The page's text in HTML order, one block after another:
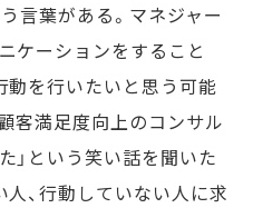
言葉がある。マネジャー
ケーションをすること
動を行いたいと思う可能
客満足度向上のコンサル
」という笑い話を聞いた
、行動していない人に求